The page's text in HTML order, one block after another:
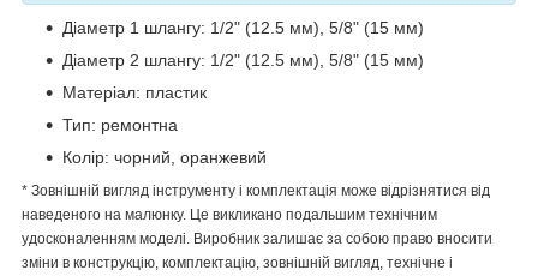
Діаметр 1 шлангу: 1/2" (12.5 мм), 5/8" (15 мм)
Діаметр 2 шлангу: 1/2" (12.5 мм), 5/8" (15 мм)
Матеріал: пластик
Тип: ремонтна
Колір: чорний, оранжевий
* Зовнішній вигляд інструменту і комплектація може відрізнятися від
наведеного на малюнку. Це викликано подальшим технічним
удосконаленням моделі. Виробник залишає за собою право вносити
зміни в конструкцію, комплектацію, зовнішній вигляд, технічне і